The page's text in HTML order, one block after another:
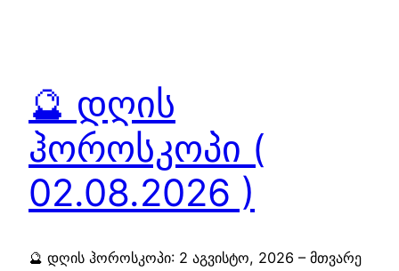
🔮 დღის
ჰოროსკოპი (
02.08.2026 )
🔮 დღის ჰოროსკოპი: 2 აგვისტო, 2026 – მთვარე